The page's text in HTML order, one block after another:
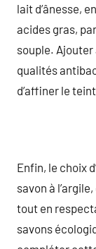
lait d’ânesse,
acides gras,
souple. Ajouter
qualités
d’affiner le
Enfin, le choix
savon à
tout en
savons